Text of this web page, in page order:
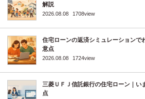
解説
2026.08.08 1708view
住宅ローンの返済シミュレーションで
意点
2026.08.08 1724view
三菱ＵＦＪ信託銀行の住宅ローン｜い
点